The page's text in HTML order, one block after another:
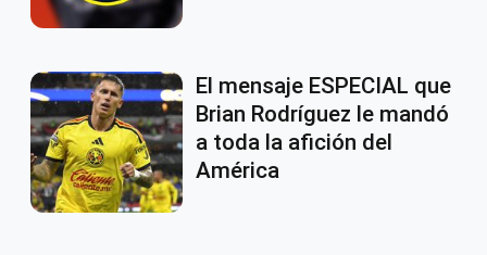
El mensaje ESPECIAL que
Brian Rodríguez le mandó
a toda la afición del
América